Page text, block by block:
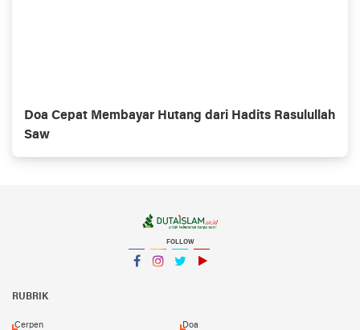
Doa Cepat Membayar Hutang dari Hadits Rasulullah
Saw
FOLLOW
RUBRIK
Cerpen Doa